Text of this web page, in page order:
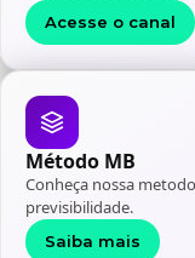
Acesse o canal
Método MB
Conheça nossa
previsibilidade.
Saiba mais